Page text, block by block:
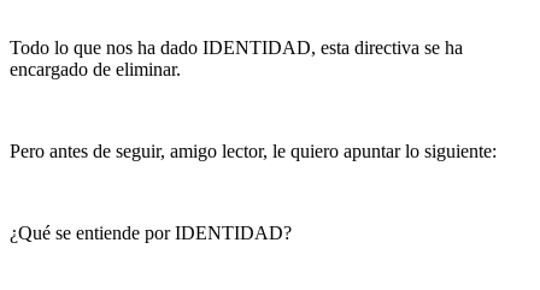
Todo lo que nos ha dado IDENTIDAD, esta directiva se ha
encargado de eliminar.
Pero antes de seguir, amigo lector, le quiero apuntar lo siguiente:
¿Qué se entiende por IDENTIDAD?